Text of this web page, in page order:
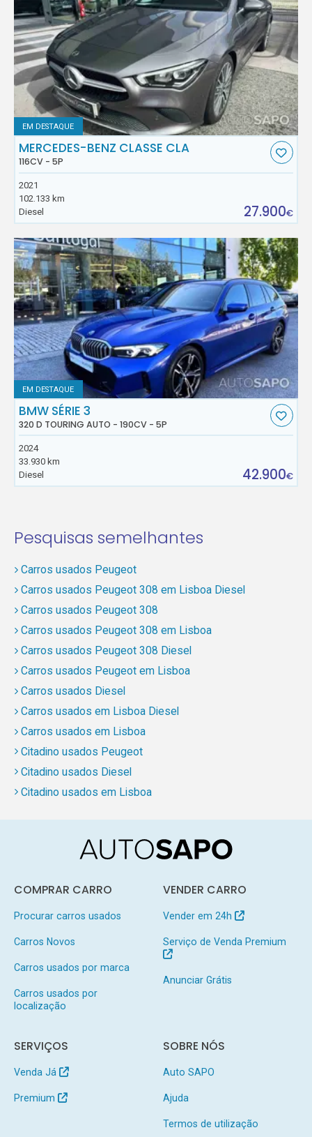
EM DESTAQUE
MERCEDES-BENZ CLASSE CLA
116CV - 5P
2021
102.133 km
Diesel
27.900€
EM DESTAQUE
BMW SÉRIE 3
320 D TOURING AUTO - 190CV - 5P
2024
33.930 km
Diesel
42.900€
Pesquisas semelhantes
Carros usados Peugeot
Carros usados Peugeot 308 em Lisboa Diesel
Carros usados Peugeot 308
Carros usados Peugeot 308 em Lisboa
Carros usados Peugeot 308 Diesel
Carros usados Peugeot em Lisboa
Carros usados Diesel
Carros usados em Lisboa Diesel
Carros usados em Lisboa
Citadino usados Peugeot
Citadino usados Diesel
Citadino usados em Lisboa
COMPRAR CARRO
Procurar carros usados
Carros Novos
Carros usados por marca
Carros usados por
localização
VENDER CARRO
Vender em 24h
Serviço de Venda Premium
Anunciar Grátis
SERVIÇOS
Venda Já
Premium
SOBRE NÓS
Auto SAPO
Ajuda
Termos de utilização